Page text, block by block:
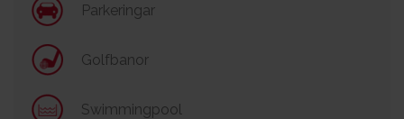
Parkeringar
Golfbanor
Swimmingpool